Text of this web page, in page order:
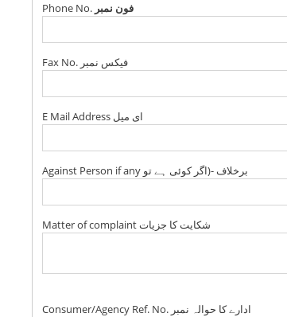
Phone No. فون نمبر
Fax No. فیکس نمبر
E Mail Address ای میل
Against Person if any برخلاف -(اگر کوئی ہے تو
Matter of complaint شکایت کا جزیات
Consumer/Agency Ref. No. ادارے کا حوالہ نمبر